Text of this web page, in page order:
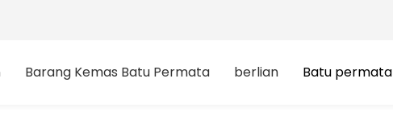
Barang Kemas Batu Permata berlian Batu permata